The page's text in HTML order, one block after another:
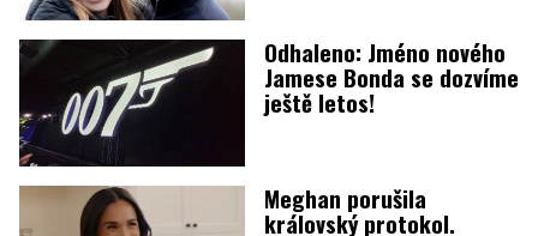
Odhaleno: Jméno nového
Jamese Bonda se dozvíme
ještě letos!
Meghan porušila
královský protokol.